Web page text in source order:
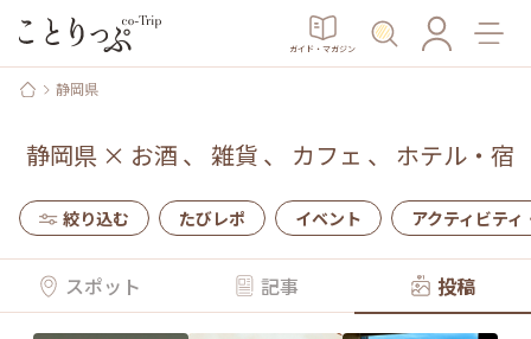
ガイド・マガジン
静岡県
静岡県 × お酒 、 雑貨 、 カフェ 、 ホテル・宿
絞り込む たびレポ イベント アクティビティ
スポット 記事 投稿